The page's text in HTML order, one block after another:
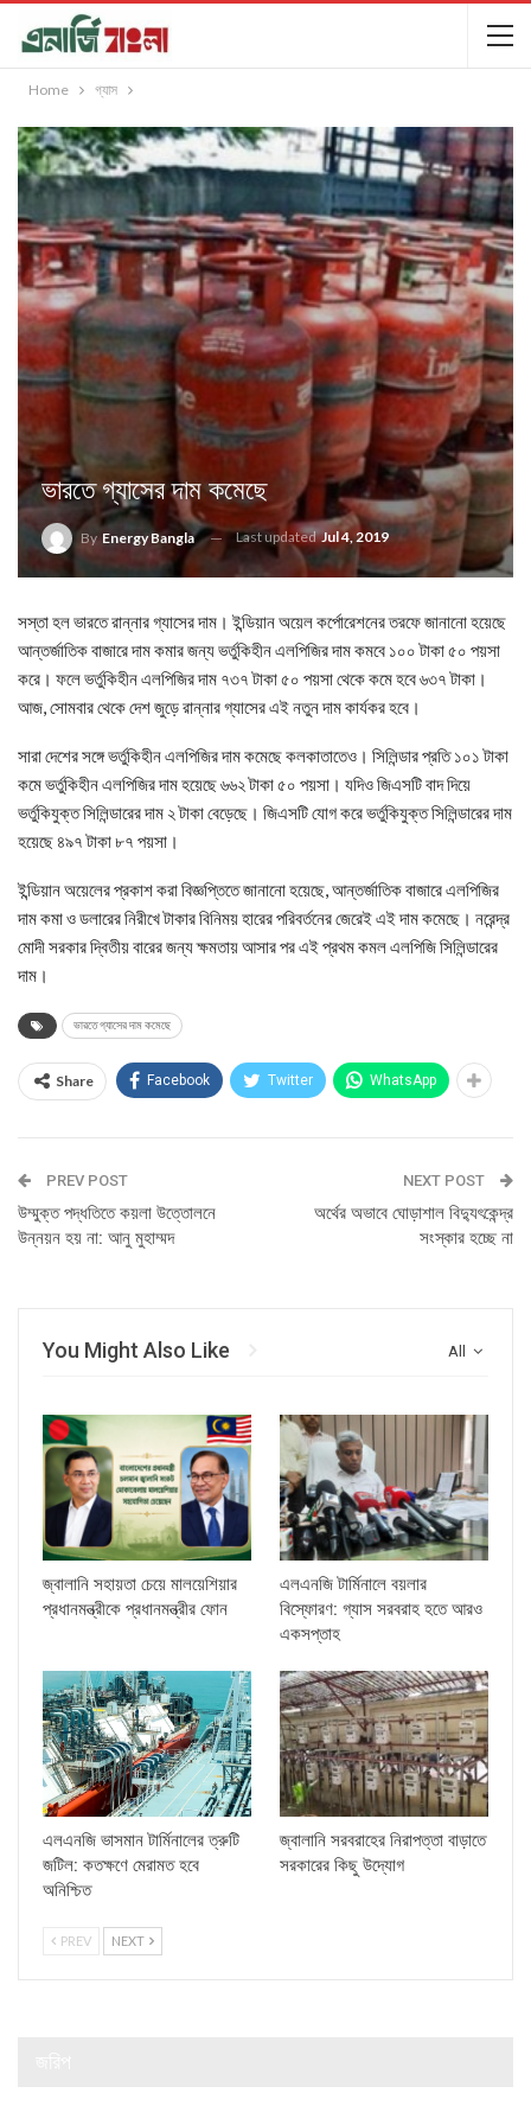
Home গ্যাস
ভারতে গ্যাসের দাম কমেছে
By Energy Bangla Last updatedJul 4, 2019
সস্তা হল ভারতে রান্নার গ্যাসের দাম। ইন্ডিয়ান অয়েল কর্পোরেশনের তরফে জানানো হয়েছে
আন্তর্জাতিক বাজারে দাম কমার জন্য ভর্তুকিহীন এলপিজির দাম কমবে ১০০ টাকা ৫০ পয়সা
করে। ফলে ভর্তুকিহীন এলপিজির দাম ৭৩৭ টাকা ৫০ পয়সা থেকে কমে হবে ৬৩৭ টাকা।
আজ, সোমবার থেকে দেশ জুড়ে রান্নার গ্যাসের এই নতুন দাম কার্যকর হবে।
সারা দেশের সঙ্গে ভর্তুকিহীন এলপিজির দাম কমেছে কলকাতাতেও। সিলিন্ডার প্রতি ১০১ টাকা
কমে ভর্তুকিহীন এলপিজির দাম হয়েছে ৬৬২ টাকা ৫০ পয়সা। যদিও জিএসটি বাদ দিয়ে
ভর্তুকিযুক্ত সিলিন্ডারের দাম ২ টাকা বেড়েছে। জিএসটি যোগ করে ভর্তুকিযুক্ত সিলিন্ডারের দাম
হয়েছে ৪৯৭ টাকা ৮৭ পয়সা।
ইন্ডিয়ান অয়েলের প্রকাশ করা বিজ্ঞপ্তিতে জানানো হয়েছে, আন্তর্জাতিক বাজারে এলপিজির
দাম কমা ও ডলারের নিরীখে টাকার বিনিময় হারের পরিবর্তনের জেরেই এই দাম কমেছে। নরেন্দ্র
মোদী সরকার দ্বিতীয় বারের জন্য ক্ষমতায় আসার পর এই প্রথম কমল এলপিজি সিলিন্ডারের
দাম।
ভারতে গ্যাসের দাম কমেছে
Share Facebook Twitter WhatsApp
PREV POST
উম্মুক্ত পদ্ধতিতে কয়লা উত্তোলনে
উন্নয়ন হয় না: আনু মুহাম্মদ
NEXT POST
অর্থের অভাবে ঘোড়াশাল বিদ্যুৎকেন্দ্র
সংস্কার হচ্ছে না
All
You Might Also Like
জ্বালানি সহায়তা চেয়ে মালয়েশিয়ার
প্রধানমন্ত্রীকে প্রধানমন্ত্রীর ফোন
এলএনজি টার্মিনালে বয়লার
বিস্ফোরণ: গ্যাস সরবরাহ হতে আরও
একসপ্তাহ
এলএনজি ভাসমান টার্মিনালের ত্রুটি
জটিল: কতক্ষণে মেরামত হবে
অনিশ্চিত
জ্বালানি সরবরাহের নিরাপত্তা বাড়াতে
সরকারের কিছু উদ্যোগ
PREV NEXT